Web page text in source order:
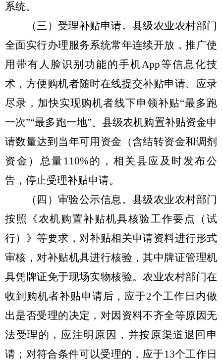
系统。
（三）受理补贴申请。 县级农业农村部门
全面实行办理服务系统常年连续开放，推广使
用带有人脸识别功能的手机App等信息化技
术，方便购机者随时在线提交补贴申请、应录
尽录，加快实现购机者线下申领补贴“最多跑
一次”“最多跑一地”。县级农机购置补贴资金申
请数量达到当年可用资金（含结转资金和调剂
资金）总量 110%的，相关县应及时发布公
告，停止受理补贴申请。
（四）审验公示信息。 县级农业农村部门
按照《农机购置补贴机具核验工作要点（试
行）》等要求，对补贴相关申请资料进行形式
审核，对补贴机具进行核验，其中牌证管理机
具凭牌证免于现场实物核验。农业农村部门在
收到购机者补贴申请后，应于2个工作日内做
出是否受理的决定，对因资料不齐全等原因无
法受理的，应注明原因，并按原渠道退回申
请；对符合条件可以受理的，应于13个工作日